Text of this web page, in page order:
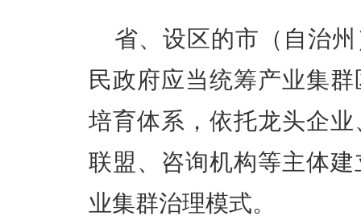
省、设区的市（自治
民政府应当统筹产业集
培育体系，依托龙头企
联盟、咨询机构等主体
业集群治理模式。